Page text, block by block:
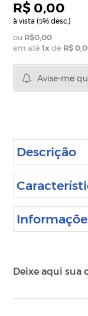
R$ 0,00
à vista (5% desc.)
R$0,00
em até1x de R$
Avise-me
Descrição
Deixe aqui sua